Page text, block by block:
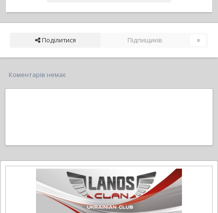
Поділитися Підпищиків 0
Коментарів немає